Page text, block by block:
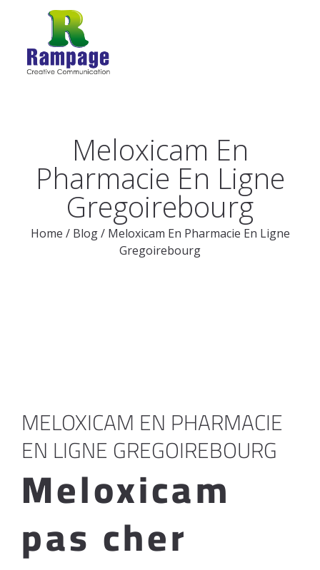
Meloxicam En
Pharmacie En Ligne
Gregoirebourg
Home / Blog /Meloxicam En Pharmacie En Ligne
Gregoirebourg
MELOXICAM EN PHARMACIE
EN LIGNE GREGOIREBOURG
Meloxicam
pas cher